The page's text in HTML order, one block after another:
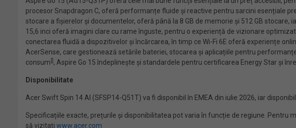
procesor Snapdragon C, oferă performanțe fluide și reactive pentru sarcini esențiale
stocare a fișierelor și documentelor, oferă până la 8 GB de memorie și 512 GB
15,6 inci oferă imagini clare cu rame înguste, pentru o experiență de vizionare
conectarea fluidă a dispozitivelor și încărcarea, în timp ce Wi-Fi 6E oferă experiențe
AcerSense, care gestionează setările bateriei, stocarea și aplicațiile pentru
consum [] , Aspire Go 15 îndeplinește și standardele pentru certificarea Energy Star și
Disponibilitate
Acer Swift Spin 14 AI (SFSP14-Q51T) va fi disponibil în EMEA din iulie 2026, iar
Specificațiile exacte, prețurile și disponibilitatea pot varia în funcție de regiune.
să vizitați www.acer.com